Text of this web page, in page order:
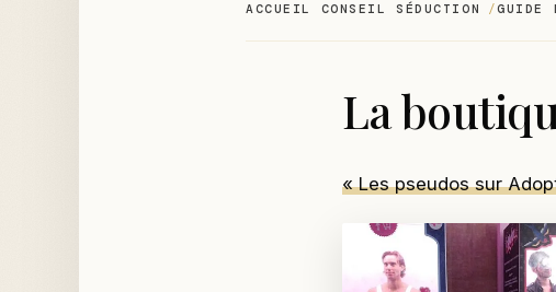
ACCUEIL CONSEIL SÉDUCTION GUIDE
La
« Les pseudos sur